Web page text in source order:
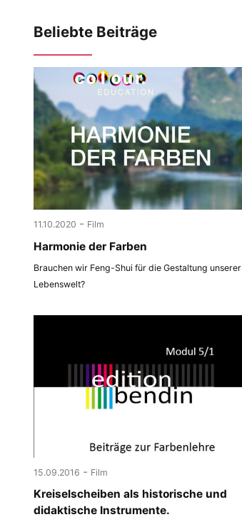
Beliebte Beiträge
11.10.2020 - Film
Harmonie der Farben
Brauchen wir Feng-Shui für die Gestaltung unserer
Lebenswelt?
15.09.2016 - Film
Kreiselscheiben als historische und
didaktische Instrumente.